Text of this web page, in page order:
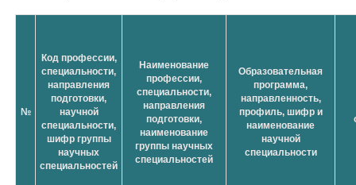
№
Код профессии,
специальности,
направления
подготовки,
научной
специальности,
шифр группы
научных
специальностей
Наименование
профессии,
специальности,
направления
подготовки,
наименование
группы научных
специальностей
Образовательная
программа,
направленность,
профиль, шифр и
наименование
научной
специальности